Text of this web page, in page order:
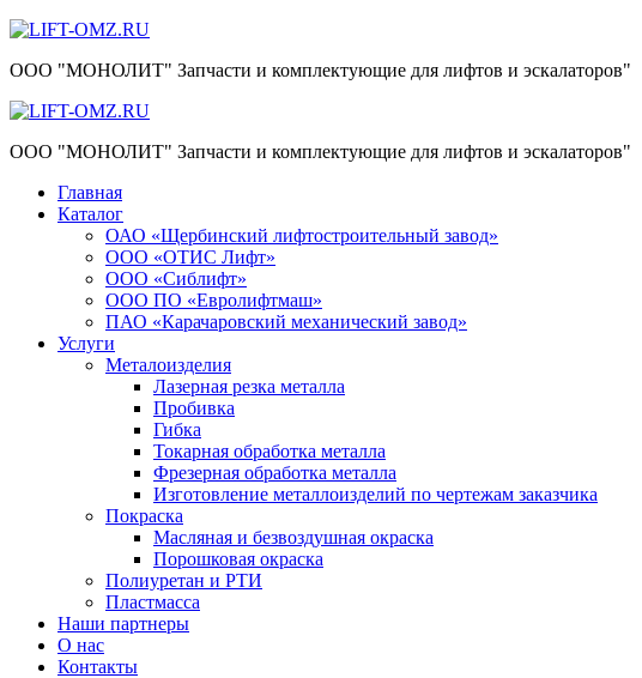
Skip
content
ООО "МОНОЛИТ" Запчасти и комплектующие для лифтов и эскалаторов"
ООО "МОНОЛИТ" Запчасти и комплектующие для лифтов и эскалаторов"
Главная
Каталог
ОАО «Щербинский лифтостроительный завод»
ООО «ОТИС Лифт»
ООО «Сиблифт»
ООО ПО «Евролифтмаш»
ПАО «Карачаровский механический завод»
Услуги
Металоизделия
Лазерная резка металла
Пробивка
Гибка
Токарная обработка металла
Фрезерная обработка металла
Изготовление металлоизделий по чертежам заказчика
Покраска
Масляная и безвоздушная окраска
Порошковая окраска
Полиуретан и РТИ
Пластмасса
Наши партнеры
О нас
Контакты